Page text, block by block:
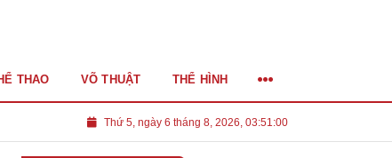
Thứ 5, ngày 6 tháng 8, 2026, 03:51:01
THAO VÕ THUẬT THỂ HÌNH